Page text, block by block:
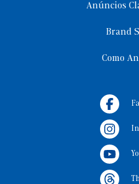
Anúncios
Brand
Como